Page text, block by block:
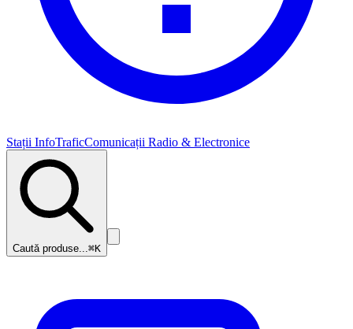
Stații InfoTraficComunicații Radio & Electronice
Caută produse...⌘K